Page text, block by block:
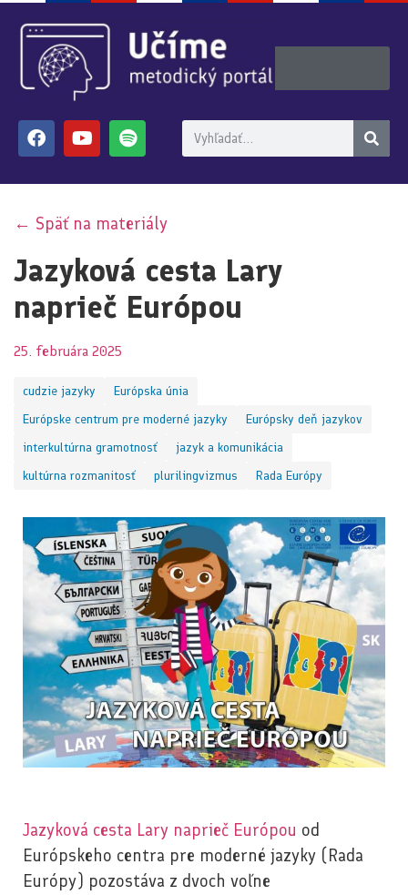
← Späť na materiály
Jazyková cesta Lary
naprieč Európou
25. februára 2025
cudzie jazyky
Európska únia
Európske centrum pre moderné jazyky
Európsky deň jazykov
interkultúrna gramotnosť
jazyk a komunikácia
kultúrna rozmanitosť
plurilingvizmus Rada Európy
Jazyková cesta Lary naprieč Európou od
Európskeho centra pre moderné jazyky (Rada
Európy) pozostáva z dvoch voľne